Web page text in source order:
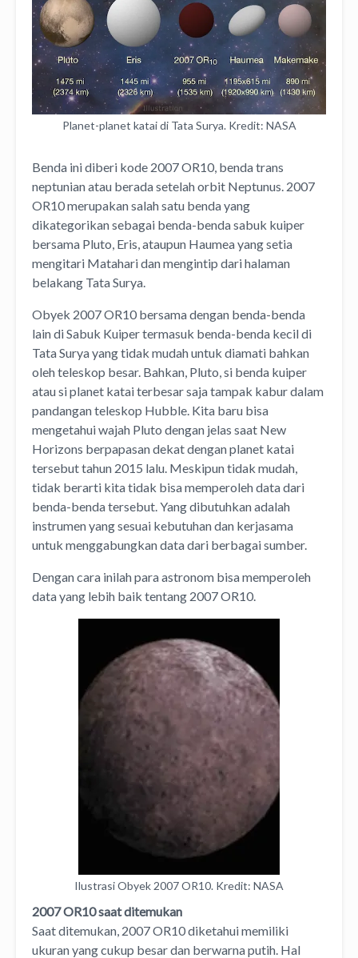
Planet-planet katai di Tata Surya. Kredit: NASA
Benda ini diberi kode 2007 OR10, benda trans
neptunian atau berada setelah orbit Neptunus. 2007
OR10 merupakan salah satu benda yang
dikategorikan sebagai benda-benda sabuk kuiper
bersama Pluto, Eris, ataupun Haumea yang setia
mengitari Matahari dan mengintip dari halaman
belakang Tata Surya.
Obyek 2007 OR10 bersama dengan benda-benda
lain di Sabuk Kuiper termasuk benda-benda kecil di
Tata Surya yang tidak mudah untuk diamati bahkan
oleh teleskop besar. Bahkan, Pluto, si benda kuiper
atau si planet katai terbesar saja tampak kabur dalam
pandangan teleskop Hubble. Kita baru bisa
mengetahui wajah Pluto dengan jelas saat New
Horizons berpapasan dekat dengan planet katai
tersebut tahun 2015 lalu. Meskipun tidak mudah,
tidak berarti kita tidak bisa memperoleh data dari
benda-benda tersebut. Yang dibutuhkan adalah
instrumen yang sesuai kebutuhan dan kerjasama
untuk menggabungkan data dari berbagai sumber.
Dengan cara inilah para astronom bisa memperoleh
data yang lebih baik tentang 2007 OR10.
Ilustrasi Obyek 2007 OR10. Kredit: NASA
2007 OR10 saat ditemukan
Saat ditemukan, 2007 OR10 diketahui memiliki
ukuran yang cukup besar dan berwarna putih. Hal